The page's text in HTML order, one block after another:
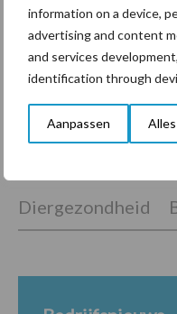
information on a device,
advertising and content
and services
identification through
Aanpassen
Diergezondheid